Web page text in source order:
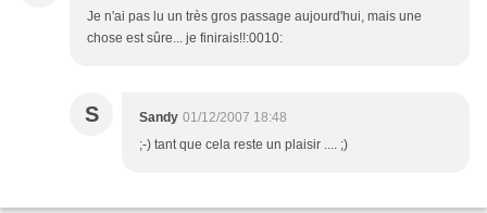
Je n'ai pas lu un très gros passage aujourd'hui, mais une
chose est sûre... je finirais!!:0010:
S Sandy 01/12/2007 18:48
;-) tant que cela reste un plaisir .... ;)